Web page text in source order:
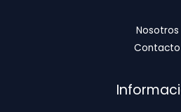
Nosotros
Contacto